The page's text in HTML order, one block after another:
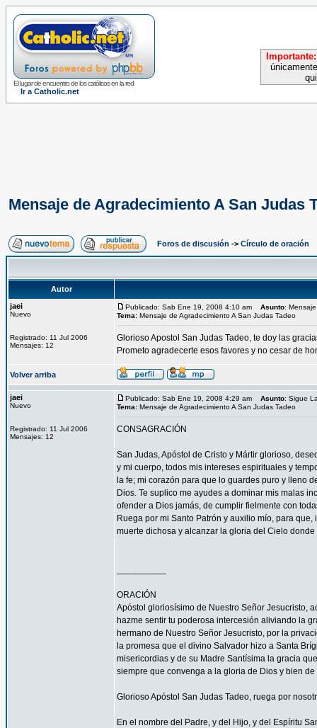
El lugar de encuentro de los católicos en la red
Ir a Catholic.net
Importante:
Mensaje de Agradecimiento A San Judas
Foros de discusión -> Círculo de oración
Autor
jaei
Nuevo
Registrado: 11 Jul 2006
Mensajes: 12
Publicado: Sab Ene 19, 2008 4:10 am Asunto:
Tema: Mensaje de Agradecimiento A San Judas Tadeo
Glorioso Apostol San Judas Tadeo, te doy las
Prometo agradecerte esos favores y no cesar de
Volver arriba
jaei
Nuevo
Registrado: 11 Jul 2006
Mensajes: 12
Publicado: Sab Ene 19, 2008 4:29 am Asunto: Sigue
Tema: Mensaje de Agradecimiento A San Judas Tadeo
CONSAGRACIÓN
San Judas, Apóstol de Cristo y Mártir glorioso,
y mi cuerpo, todos mis intereses espirituales y
la fe; mi corazón para que lo guardes puro y lleno
Dios. Te suplico me ayudes a dominar mis malas
ofender a Dios jamás, de cumplir fielmente con
Ruega por mi Santo Patrón y auxilio mío, para
muerte dichosa y alcanzar la gloria del Cielo
ORACIÓN
Apóstol gloriosísimo de Nuestro Señor Jesucristo,
hazme sentir tu poderosa intercesión aliviando la
hermano de Nuestro Señor Jesucristo, por la
la promesa que el divino Salvador hizo a Santa
misericordias y de su Madre Santísima la gracia
siempre que convenga a la gloria de Dios y bien de
Glorioso Apóstol San Judas Tadeo, ruega por
En el nombre del Padre, y del Hijo, y del Espíritu